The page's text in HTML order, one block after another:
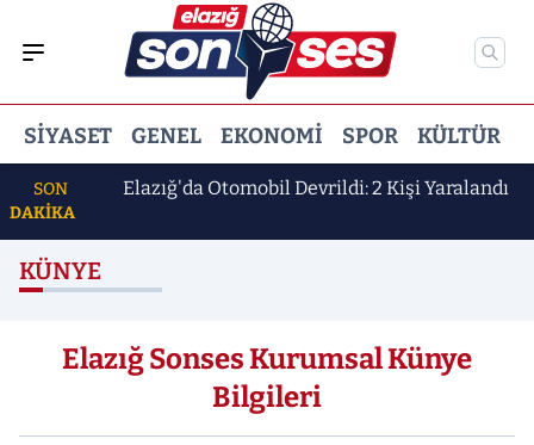
SIYASET GENEL EKONOMI SPOR KÜLTÜR
SON
DAKİKA
Elazığ'da Otomobil Devrildi: 2 Kişi Yaralandı
KÜNYE
Elazığ Sonses Kurumsal Künye
Bilgileri